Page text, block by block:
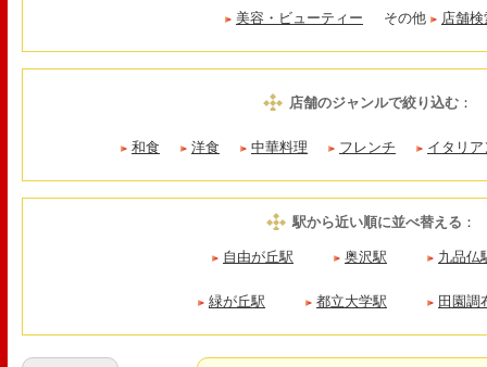
美容・ビューティー その他 店舗
店舗のジャンルで絞り込む ：
和食 洋食 中華料理 フレンチ イタリア
駅から近い順に並べ替える ：
自由が丘駅 奥沢駅 九品仏
緑が丘駅 都立大学駅 田園調